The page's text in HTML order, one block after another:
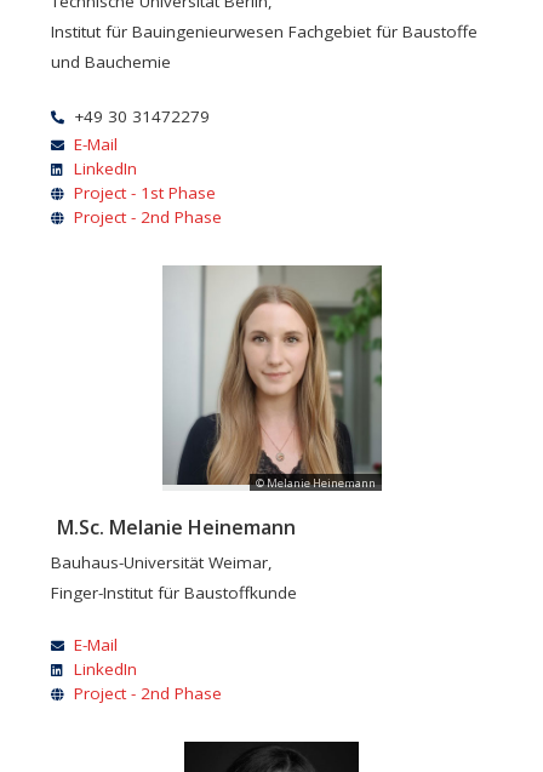
Institut für Bauingenieurwesen Fachgebiet für Baustoffe
und Bauchemie
+49 30 31472279
E-Mail
LinkedIn
Project - 1st Phase
Project - 2nd Phase
© Melanie Heinemann
M.Sc. Melanie Heinemann
Bauhaus-Universität Weimar,
Finger-Institut für Baustoffkunde
E-Mail
LinkedIn
Project - 2nd Phase